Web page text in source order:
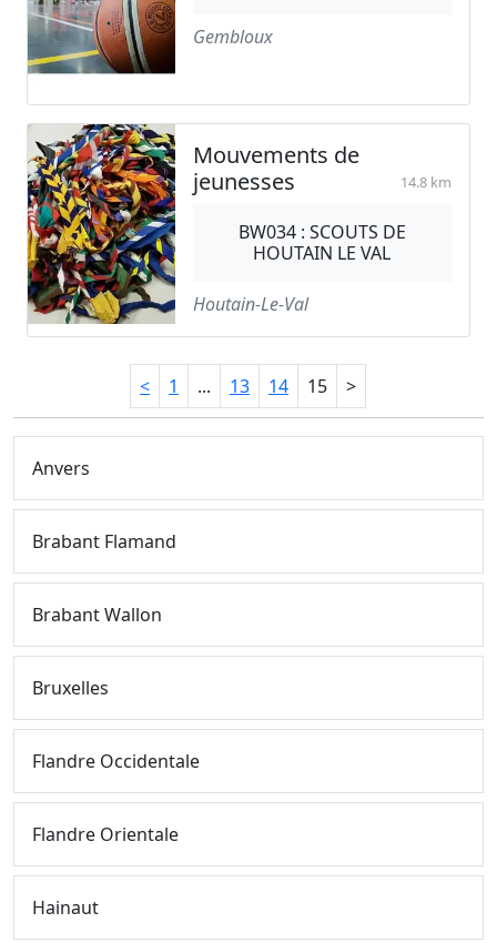
Gembloux
Mouvements de
jeunesses
14.8 km
BW034 : SCOUTS DE
HOUTAIN LE VAL
Houtain-Le-Val
< 1 ... 13 14 15 >
Anvers
Brabant Flamand
Brabant Wallon
Bruxelles
Flandre Occidentale
Flandre Orientale
Hainaut